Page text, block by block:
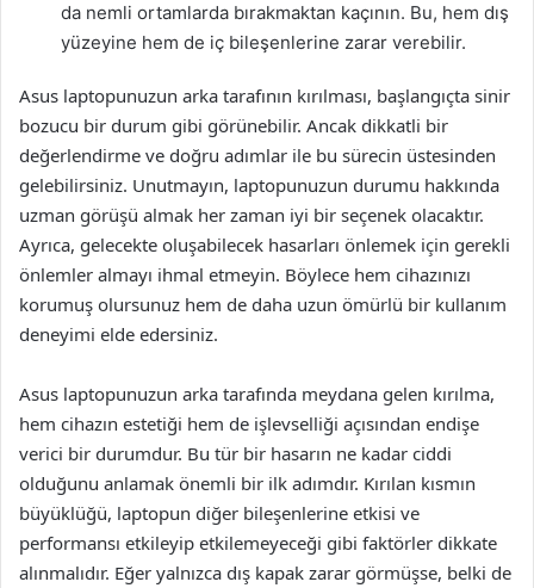
da nemli ortamlarda bırakmaktan kaçının. Bu, hem dış
yüzeyine hem de iç bileşenlerine zarar verebilir.
Asus laptopunuzun arka tarafının kırılması, başlangıçta sinir
bozucu bir durum gibi görünebilir. Ancak dikkatli bir
değerlendirme ve doğru adımlar ile bu sürecin üstesinden
gelebilirsiniz. Unutmayın, laptopunuzun durumu hakkında
uzman görüşü almak her zaman iyi bir seçenek olacaktır.
Ayrıca, gelecekte oluşabilecek hasarları önlemek için gerekli
önlemler almayı ihmal etmeyin. Böylece hem cihazınızı
korumuş olursunuz hem de daha uzun ömürlü bir kullanım
deneyimi elde edersiniz.
Asus laptopunuzun arka tarafında meydana gelen kırılma,
hem cihazın estetiği hem de işlevselliği açısından endişe
verici bir durumdur. Bu tür bir hasarın ne kadar ciddi
olduğunu anlamak önemli bir ilk adımdır. Kırılan kısmın
büyüklüğü, laptopun diğer bileşenlerine etkisi ve
performansı etkileyip etkilemeyeceği gibi faktörler dikkate
alınmalıdır. Eğer yalnızca dış kapak zarar görmüşse, belki de